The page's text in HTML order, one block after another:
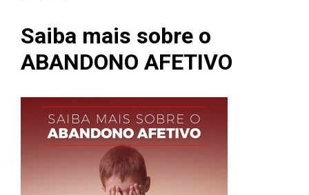
Saiba mais sobre o
ABANDONO AFETIVO